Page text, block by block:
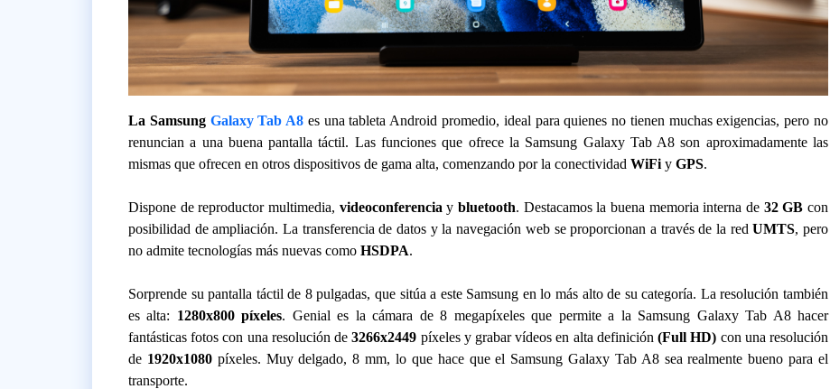
La Samsung Galaxy Tab A8 es una tableta Android promedio, ideal para quienes no tienen muchas exigencias, pero no
renuncian a una buena pantalla táctil. Las funciones que ofrece la Samsung Galaxy Tab A8 son aproximadamente las
mismas que ofrecen en otros dispositivos de gama alta, comenzando por la conectividad WiFi y GPS.
Dispone de reproductor multimedia, videoconferencia y bluetooth. Destacamos la buena memoria interna de 32 GB con
posibilidad de ampliación. La transferencia de datos y la navegación web se proporcionan a través de la redUMTS, pero
no admite tecnologías más nuevas como HSDPA.
Sorprende su pantalla táctil de 8 pulgadas, que sitúa a este Samsung en lo más alto de su categoría. La resolución también
es alta: 1280x800 píxeles. Genial es la cámara de 8 megapíxeles que permite a la Samsung Galaxy Tab A8 hacer
fantásticas fotos con una resolución de3266x2449 píxeles y grabar vídeos en alta definición(Full HD) con una resolución
de 1920x1080píxeles. Muy delgado, 8 mm, lo que hace que el Samsung Galaxy Tab A8 sea realmente bueno para el
transporte.